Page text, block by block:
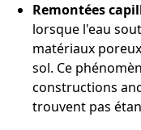
Remontées
lorsque l'eau
matériaux
sol. Ce
constructions
trouvent pas